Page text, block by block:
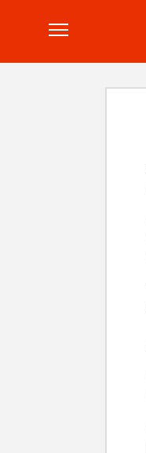
Politik